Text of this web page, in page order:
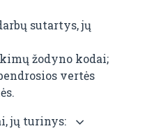
sutartys, jų
žodyno kodai;
vertės
jų turinys: